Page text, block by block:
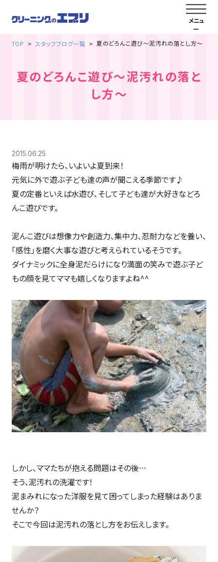
TOP スタッフブログ一覧 夏のどろんこ遊び～泥汚れの落とし方～
夏のどろんこ遊び～泥汚れの落と
し方～
2015.06.25
梅雨が明けたら、いよいよ夏到来！
元気に外で遊ぶ子ども達の声が聞こえる季節です♪
夏の定番といえば水遊び、そして子ども達が大好きなどろ
んこ遊びです。
泥んこ遊びは想像力や創造力、集中力、忍耐力などを養い、
「感性」を磨く大事な遊びと考えられているそうです。
ダイナミックに全身泥だらけになり満面の笑みで遊ぶ子ど
もの顔を見てママも嬉しくなりますよね^^
しかし、ママたちが抱える問題はその後…
そう、泥汚れの洗濯です！
泥まみれになった洋服を見て困ってしまった経験はありま
せんか？
そこで今回は泥汚れの落とし方をお伝えします。